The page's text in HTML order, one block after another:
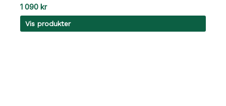
1 090 kr
Vis produkter